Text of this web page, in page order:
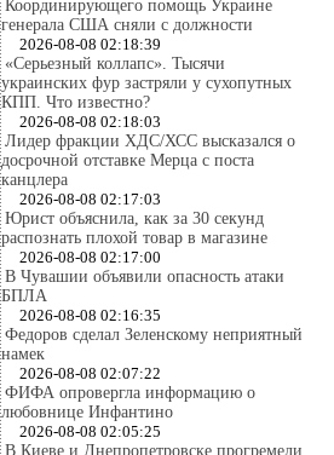
Координирующего помощь Украине
генерала США сняли с должности
2026-08-08 02:18:39
«Серьезный коллапс». Тысячи
украинских фур застряли у сухопутных
КПП. Что известно?
2026-08-08 02:18:03
Лидер фракции ХДС/ХСС высказался о
досрочной отставке Мерца с поста
канцлера
2026-08-08 02:17:03
Юрист объяснила, как за 30 секунд
распознать плохой товар в магазине
2026-08-08 02:17:00
В Чувашии объявили опасность атаки
БПЛА
2026-08-08 02:16:35
Федоров сделал Зеленскому неприятный
намек
2026-08-08 02:07:22
ФИФА опровергла информацию о
любовнице Инфантино
2026-08-08 02:05:25
В Киеве и Днепропетровске прогремели